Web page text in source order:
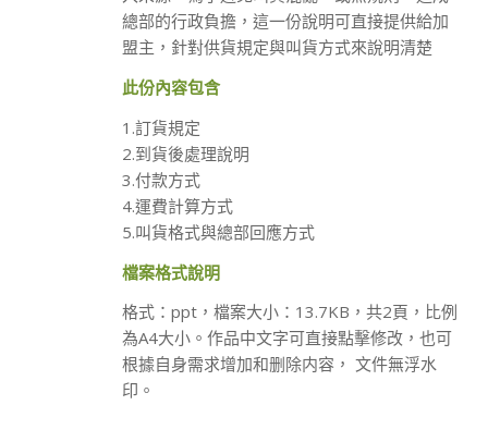
總部的行政負擔，這一份說明可直接提供給加
盟主，針對供貨規定與叫貨方式來說明清楚
此份內容包含
1.訂貨規定
2.到貨後處理說明
3.付款方式
4.運費計算方式
5.叫貨格式與總部回應方式
檔案格式說明
格式：ppt，檔案大小：13.7KB，共2頁，比例
為A4大小。作品中文字可直接點擊修改，也可
根據自身需求增加和删除内容， 文件無浮水
印。